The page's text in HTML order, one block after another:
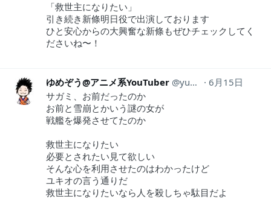
「救世主になりたい」
引き続き新條明日役で出演しております
ひと安心からの大興奮な新條もぜひチェックしてく
ださいね〜！
ゆめぞう@アニメ系YouTuber yumezou634
6月15日
サガミ、お前だったのか
お前と雪崩とかいう謎の女が
戦艦を爆発させてたのか
救世主になりたい
必要とされたい見て欲しい
そんな心を利用させたのはわかったけど
ユキオの言う通りだ
救世主になりたいなら人を殺しちゃ駄目だよ